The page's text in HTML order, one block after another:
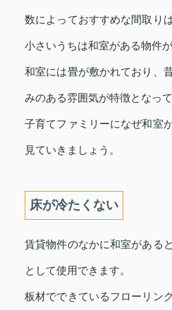
数によっておすすめな間取り
小さいうちは和室がある物件
和室には畳が敷かれており、
みのある雰囲気が特徴となって
子育てファミリーになぜ和室
見ていきましょう。
床が冷たくない
賃貸物件のなかに和室がある
として使用できます。
板材でできているフローリン